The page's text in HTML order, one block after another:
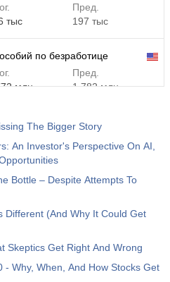
тыс
Пред.
197 тыс
по безработице
млн
Пред.
1.782 млн
The Bigger Story
An Investor's Perspective On AI,
Bottle – Despite Attempts To
Different (And Why It Could Get
Skeptics Get Right And Wrong
- Why, When, And How Stocks Get